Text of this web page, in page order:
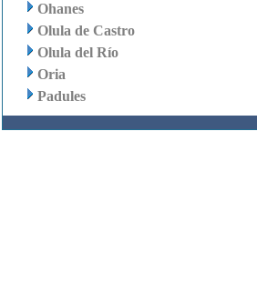
Ohanes
Olula de Castro
Olula del Río
Oria
Padules